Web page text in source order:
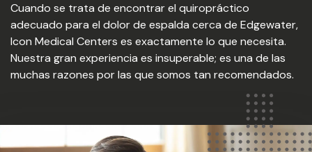
Cuando se trata de encontrar el quiropráctico
adecuado para el dolor de espalda cerca de Edgewater,
Icon Medical Centers es exactamente lo que necesita.
Nuestra gran experiencia es insuperable; es una de las
muchas razones por las que somos tan recomendados.